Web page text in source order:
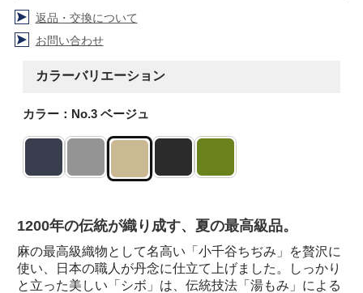
返品・交換について
お問い合わせ
カラーバリエーション
カラー：No.3 ベージュ
1200年の伝統が織り成す、夏の最高級品。
麻の最高級織物として名高い「小千谷ちぢみ」を贅沢に
使い、日本の職人が丹念に仕立て上げました。しっかり
と立った美しい「シボ」は、伝統技法「湯もみ」による